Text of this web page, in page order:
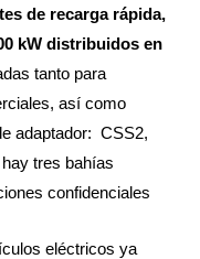
de recarga rápida,
kW distribuidos en
tanto para
así como
adaptador: CSS2,
tres bahías
confidenciales
eléctricos ya